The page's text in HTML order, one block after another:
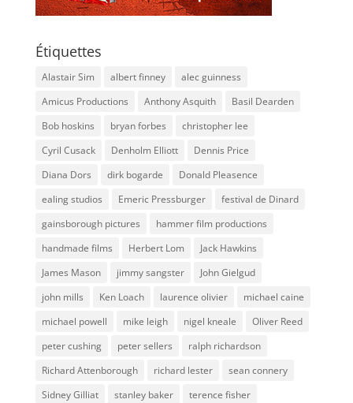
Étiquettes
Alastair Sim albert finney
alec guinness
Amicus Productions
Anthony Asquith
Basil Dearden
Bob hoskins
bryan forbes
christopher lee
Cyril Cusack
Denholm Elliott
Dennis Price
Diana Dors
dirk bogarde
Donald Pleasence
ealing studios
Emeric Pressburger
festival de Dinard
gainsborough pictures
hammer film productions
handmade films
Herbert Lom
Jack Hawkins
James Mason
jimmy sangster
John Gielgud
john mills
Ken Loach laurence olivier
michael caine
michael powell
mike leigh nigel kneale
Oliver Reed
peter cushing
peter sellers
ralph richardson
Richard Attenborough
richard lester
sean connery
Sidney Gilliat
stanley baker
terence fisher